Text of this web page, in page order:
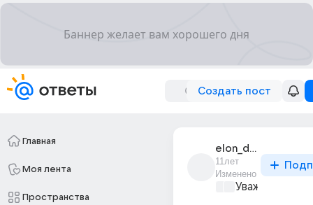
Создать пост
Главная
Моя лента
Пространства
elon_drialit
11лет
Изменено
Уважаемый